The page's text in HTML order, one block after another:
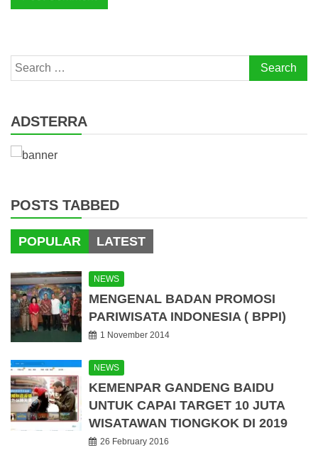
Search
for:
ADSTERRA
POSTS TABBED
POPULAR LATEST
NEWS
MENGENAL BADAN PROMOSI
PARIWISATA INDONESIA ( BPPI)
1 November 2014
NEWS
KEMENPAR GANDENG BAIDU
UNTUK CAPAI TARGET 10 JUTA
WISATAWAN TIONGKOK DI 2019
26 February 2016